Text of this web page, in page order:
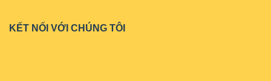
KẾT NỐI VỚI CHÚNG TÔI